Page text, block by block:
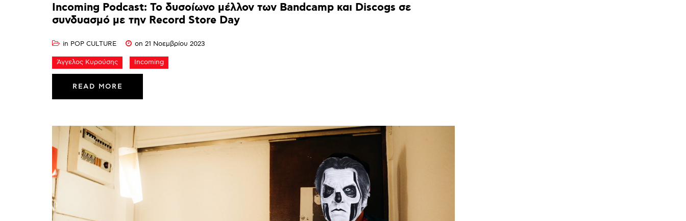
Incoming Podcast: Το δυσοίωνο μέλλον των Bandcamp και Discogs σε
συνδυασμό με την Record Store Day
in POP CULTURE on 21 Νοεμβρίου 2023
Άγγελος Κυρούσης Incoming
READ MORE